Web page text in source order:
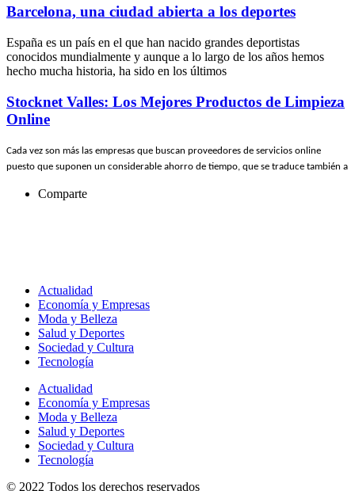
Barcelona, una ciudad abierta a los deportes
España es un país en el que han nacido grandes deportistas
conocidos mundialmente y aunque a lo largo de los años hemos
hecho mucha historia, ha sido en los últimos
Stocknet Valles: Los Mejores Productos de Limpieza
Online
Cada vez son más las empresas que buscan proveedores de servicios online
puesto que suponen un considerable ahorro de tiempo, que se traduce también a
Comparte
Actualidad
Economía y Empresas
Moda y Belleza
Salud y Deportes
Sociedad y Cultura
Tecnología
Actualidad
Economía y Empresas
Moda y Belleza
Salud y Deportes
Sociedad y Cultura
Tecnología
© 2022 Todos los derechos reservados